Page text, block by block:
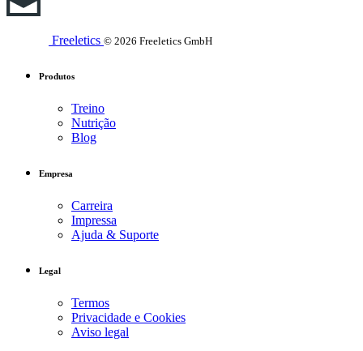
Freeletics © 2026 Freeletics GmbH
Produtos
Treino
Nutrição
Blog
Empresa
Carreira
Impressa
Ajuda & Suporte
Legal
Termos
Privacidade e Cookies
Aviso legal